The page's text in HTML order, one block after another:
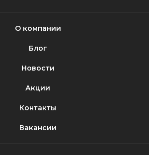
О компании
Блог
Новости
Акции
Контакты
Вакансии